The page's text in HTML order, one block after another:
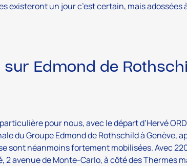
existeront un jour c’est certain, mais adossées
Edmond de
pour nous, avec le départ d’Hervé
du Groupe Edmond de Rothschild à Genève,
sont néanmoins fortement mobilisées. Avec
2 avenue de Monte-Carlo, à côté des Thermes